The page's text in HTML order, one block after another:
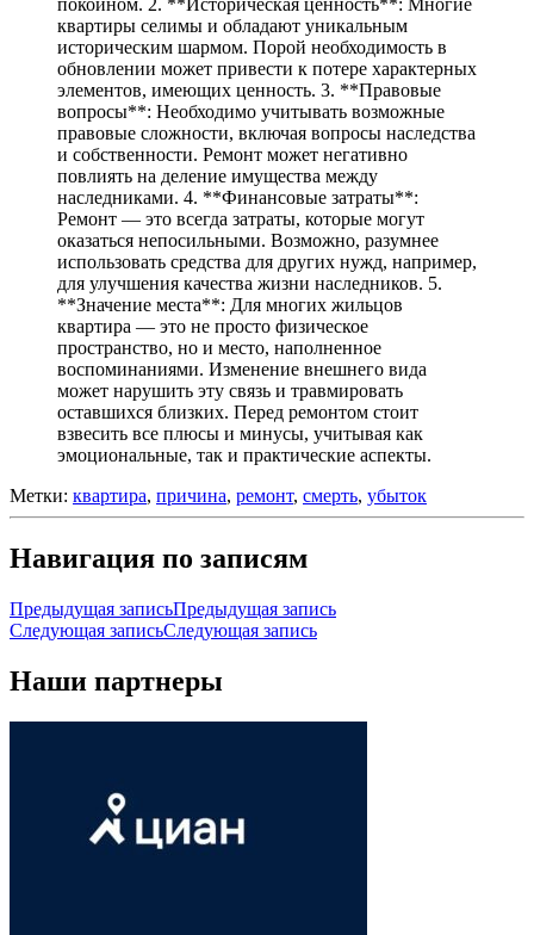
покойном. 2. **Историческая ценность**: Многие
квартиры селимы и обладают уникальным
историческим шармом. Порой необходимость в
обновлении может привести к потере характерных
элементов, имеющих ценность. 3. **Правовые
вопросы**: Необходимо учитывать возможные
правовые сложности, включая вопросы наследства
и собственности. Ремонт может негативно
повлиять на деление имущества между
наследниками. 4. **Финансовые затраты**:
Ремонт — это всегда затраты, которые могут
оказаться непосильными. Возможно, разумнее
использовать средства для других нужд, например,
для улучшения качества жизни наследников. 5.
**Значение места**: Для многих жильцов
квартира — это не просто физическое
пространство, но и место, наполненное
воспоминаниями. Изменение внешнего вида
может нарушить эту связь и травмировать
оставшихся близких. Перед ремонтом стоит
взвесить все плюсы и минусы, учитывая как
эмоциональные, так и практические аспекты.
Метки: квартира, причина, ремонт, смерть, убыток
Навигация по записям
Предыдущая записьПредыдущая запись
Следующая записьСледующая запись
Наши партнеры